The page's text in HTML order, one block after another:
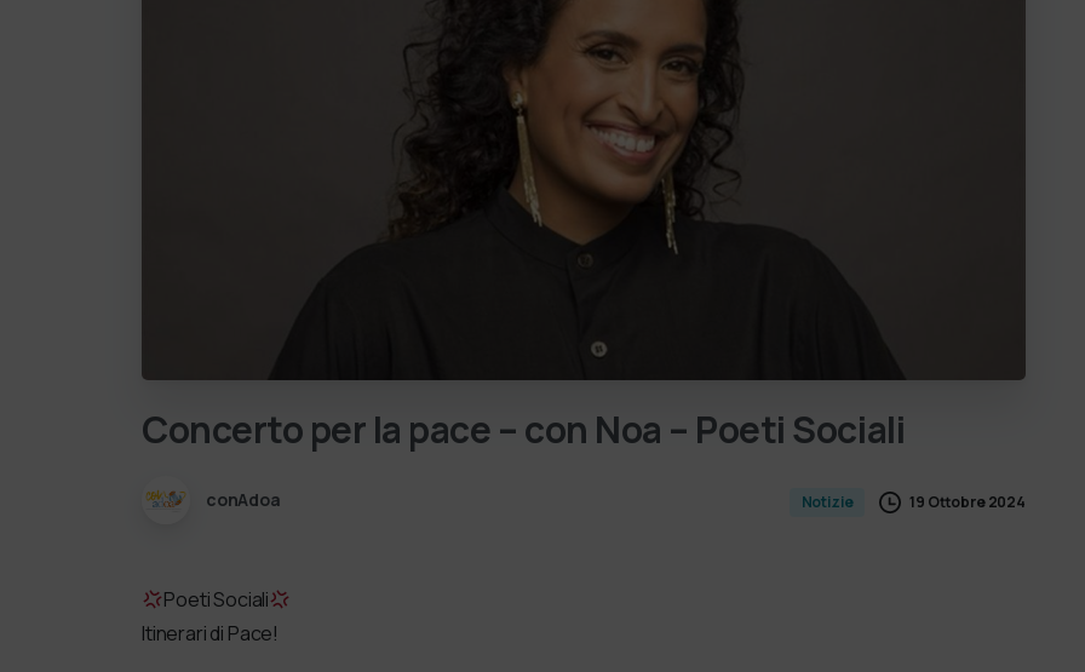
Concertoperla pace–con Noa – PoetiSociali
conAdoa Notizie 19 Ottobre 2024
Poeti Sociali
Itinerari di Pace!